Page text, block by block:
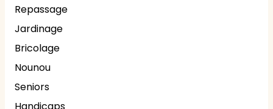
Repassage
Jardinage
Bricolage
Nounou
Seniors
Handicaps